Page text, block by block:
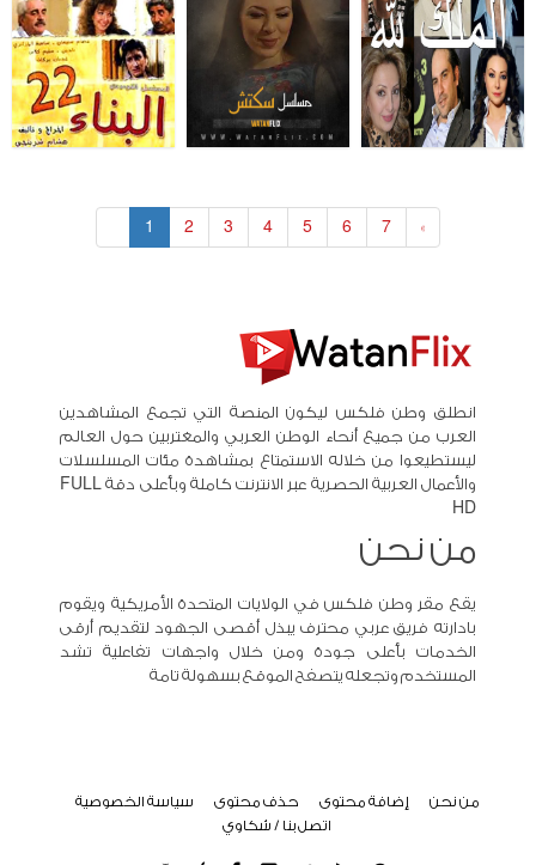
1 2 3 4 5 6 7 »
انطلق وطن فلكس ليكون المنصة التي تجمع المشاهدين
العرب من جميع أنحاء الوطن العربي والمغتربين حول العالم
ليستطيعوا من خلاله الاستمتاع بمشاهدة مئات المسلسلات
والأعمال العربية الحصرية عبر الانترنت كاملة وبأعلى دقة FULL
HD
من نحن
يقع مقر وطن فلكس في الولايات المتحدة الأمريكية ويقوم
بادارته فريق عربي محترف يبذل أقصى الجهود لتقديم أرقى
الخدمات بأعلى جودة ومن خلال واجهات تفاعلية تشد
المستخدم وتجعله يتصفح الموقع بسهولة تامة
من نحن إضافة محتوى حذف محتوى
سياسة الخصوصية
اتصل بنا / شكاوي